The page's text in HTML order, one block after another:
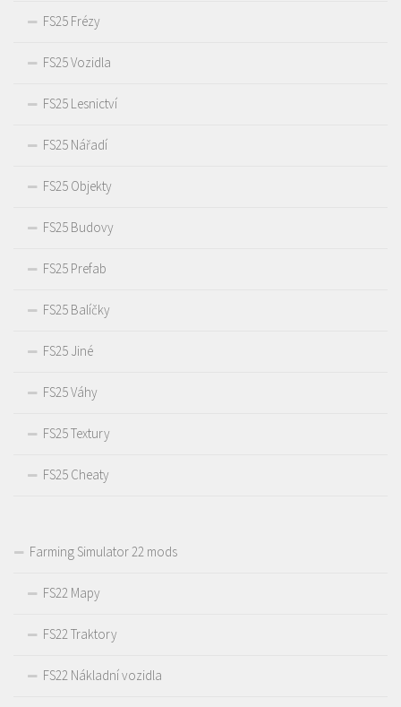
FS25 Frézy
FS25 Vozidla
FS25 Lesnictví
FS25 Nářadí
FS25 Objekty
FS25 Budovy
FS25 Prefab
FS25 Balíčky
FS25 Jiné
FS25 Váhy
FS25 Textury
FS25 Cheaty
Farming Simulator 22 mods
FS22 Mapy
FS22 Traktory
FS22 Nákladní vozidla